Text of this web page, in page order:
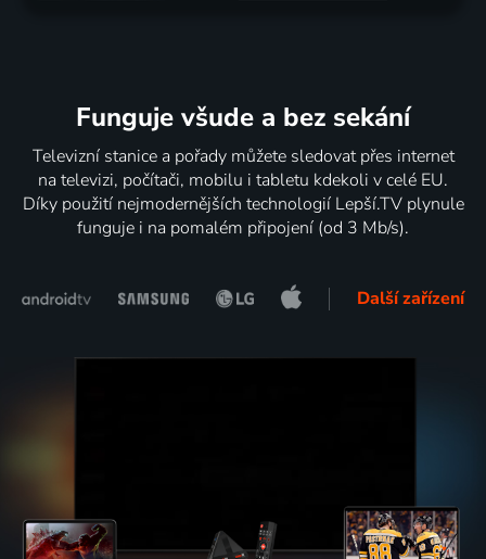
Funguje všude a bez sekání
Televizní stanice a pořady můžete sledovat přes internet
na televizi, počítači, mobilu i tabletu kdekoli v celé EU.
Díky použití nejmodernějších technologií Lepší.TV plynule
funguje i na pomalém připojení (od 3 Mb/s).
Další zařízení